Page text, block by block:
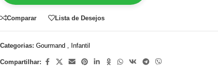
Comparar Lista de Desejos
Categorias: Gourmand , Infantil
Compartilhar: